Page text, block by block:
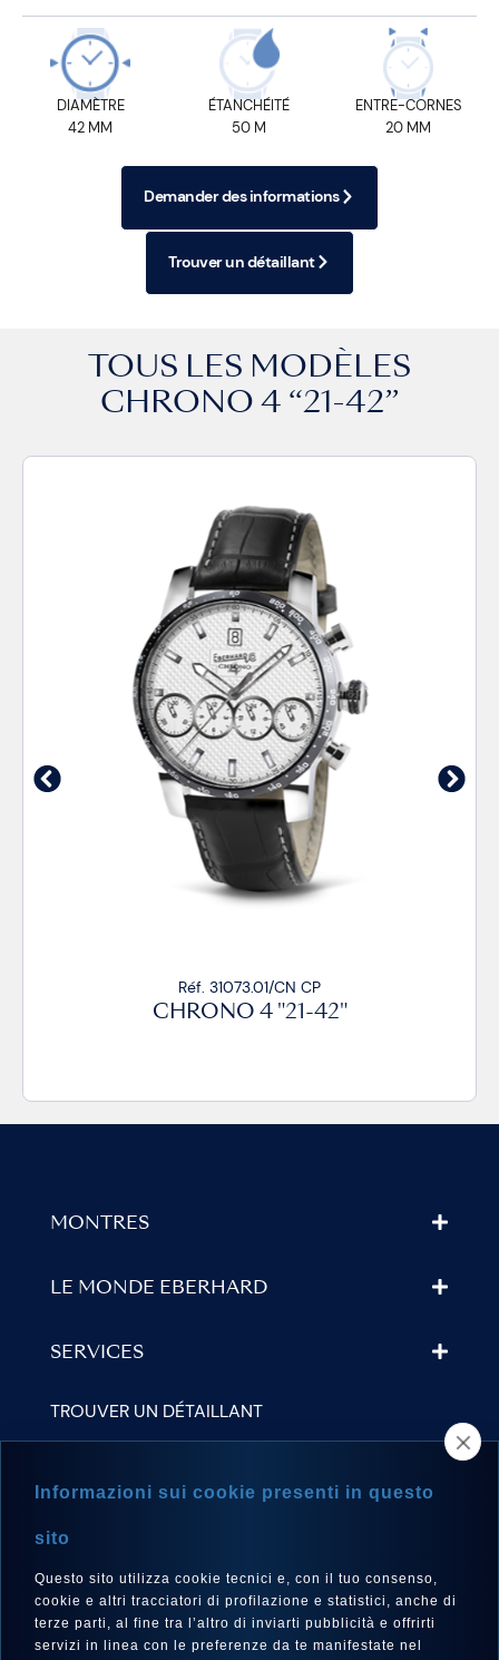
DIAMÈTRE
42 MM
ÉTANCHÉITÉ
50 M
ENTRE-CORNES
20 MM
Demander des informations
Trouver un détaillant
TOUS LES MODÈLES
CHRONO 4 “21-42”
Réf. 31073.01/CN CP
CHRONO 4 "21-42"
MONTRES
LE MONDE EBERHARD
SERVICES
TROUVER UN DÉTAILLANT
Français
Informazioni sui cookie presenti in questo
sito
Questo sito utilizza cookie tecnici e, con il tuo consenso,
cookie e altri tracciatori di profilazione e statistici, anche di
terze parti, al fine tra l’altro di inviarti pubblicità e offrirti
servizi in linea con le preferenze da te manifestate nel